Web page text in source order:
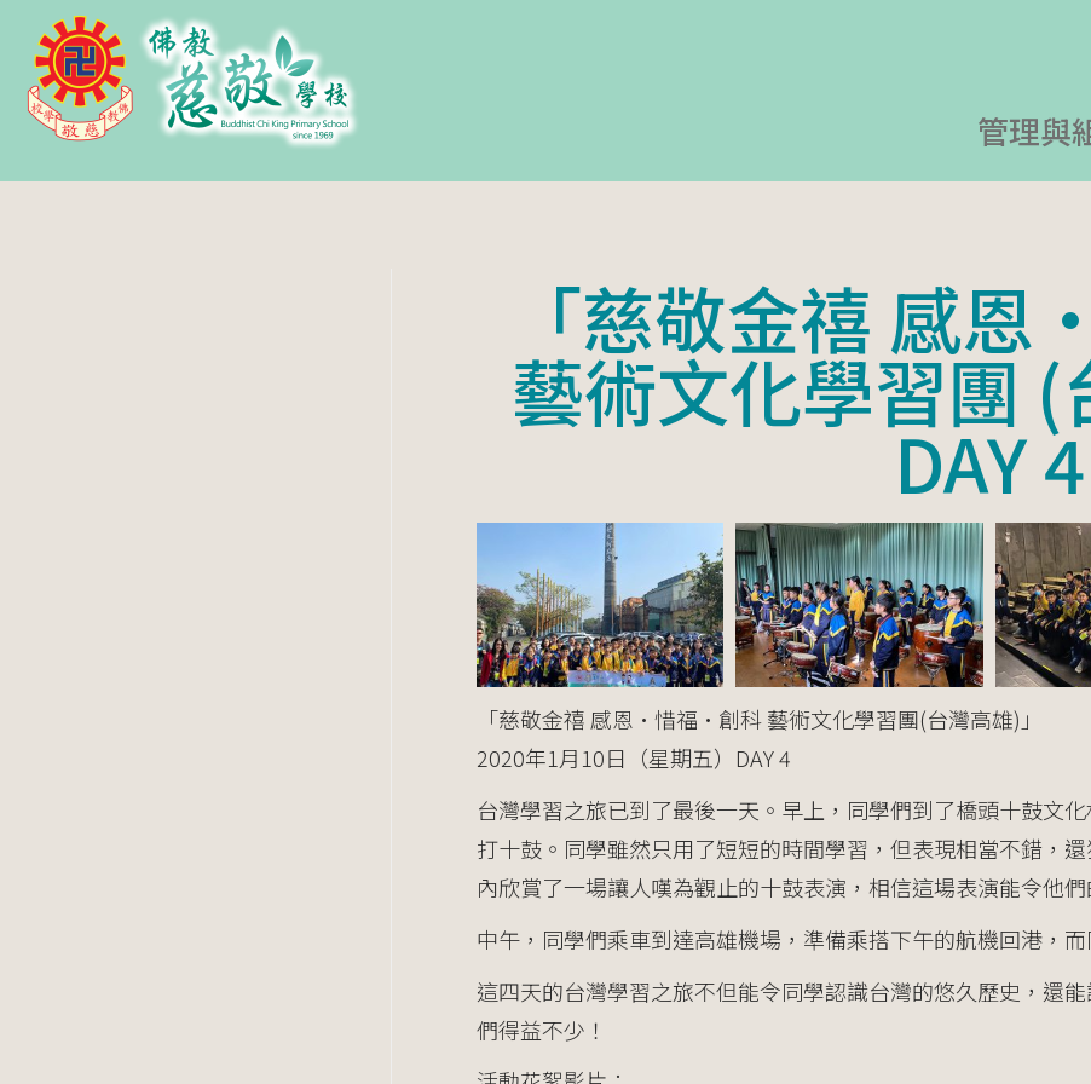
管理與
「慈敬金禧 感
藝術文化學習團 (
DAY 4
「慈敬金禧 感恩·惜福·創科 藝術文化學習團(台灣高雄)」
2020年1月10日（星期五）DAY 4
台灣學習之旅已到了最後一天。早上，同學們到了橋頭十鼓文
打十鼓。同學雖然只用了短短的時間學習，但表現相當不錯，
內欣賞了一場讓人嘆為觀止的十鼓表演，相信這場表演能令他們
中午，同學們乘車到達高雄機場，準備乘搭下午的航機回港，
這四天的台灣學習之旅不但能令同學認識台灣的悠久歷史，還
們得益不少！